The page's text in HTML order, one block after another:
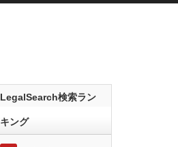
LegalSearch検索ラン
キング